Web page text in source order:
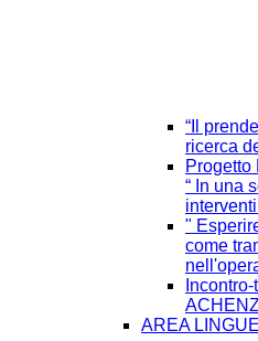
“Il
ricerca
Progetto
“ In una
"
come
AREA